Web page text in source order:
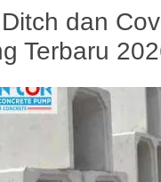
dan
Terbaru